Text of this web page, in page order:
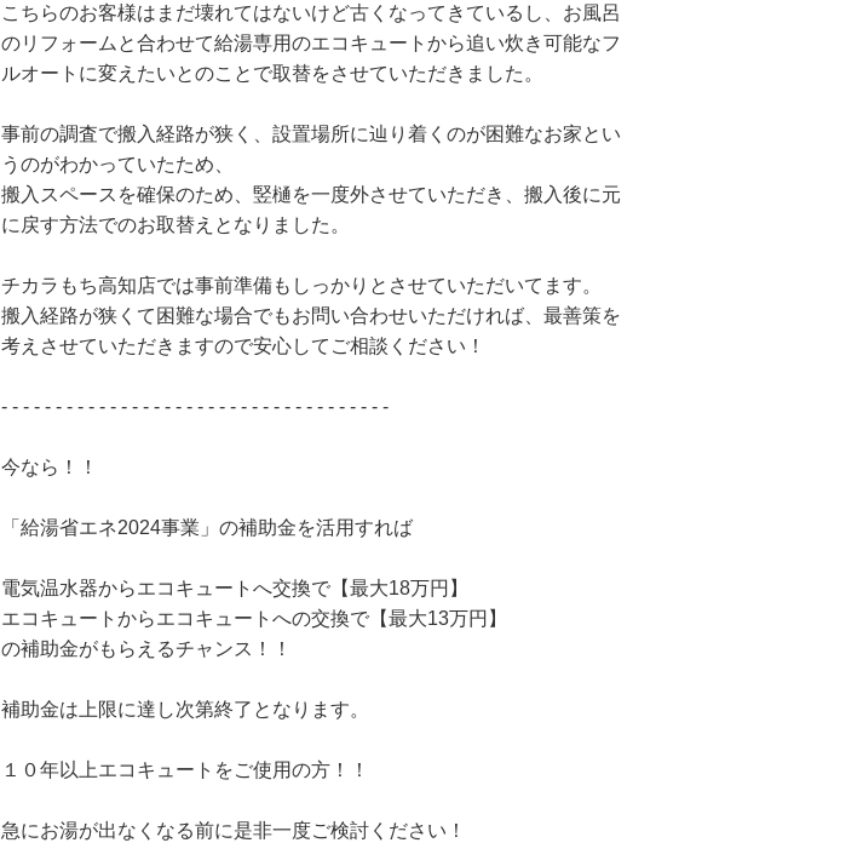
こちらのお客様はまだ壊れてはないけど古くなってきているし、お風呂
のリフォームと合わせて給湯専用のエコキュートから追い炊き可能なフ
ルオートに変えたいとのことで取替をさせていただきました。
事前の調査で搬入経路が狭く、設置場所に辿り着くのが困難なお家とい
うのがわかっていたため、
搬入スペースを確保のため、竪樋を一度外させていただき、搬入後に元
に戻す方法でのお取替えとなりました。
チカラもち高知店では事前準備もしっかりとさせていただいてます。
搬入経路が狭くて困難な場合でもお問い合わせいただければ、最善策を
考えさせていただきますので安心してご相談ください！
- - - - - - - - - - - - - - - - - - - - - - - - - - - - - - - - - - - -
今なら！！
「給湯省エネ2024事業」の補助金を活用すれば
電気温水器からエコキュートへ交換で【最大18万円】
エコキュートからエコキュートへの交換で【最大13万円】
の補助金がもらえるチャンス！！
補助金は上限に達し次第終了となります。
１０年以上エコキュートをご使用の方！！
急にお湯が出なくなる前に是非一度ご検討ください！